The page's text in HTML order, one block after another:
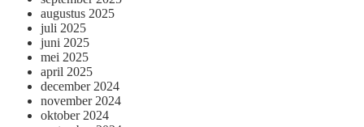
augustus 2025
juli 2025
juni 2025
mei 2025
april 2025
december 2024
november 2024
oktober 2024